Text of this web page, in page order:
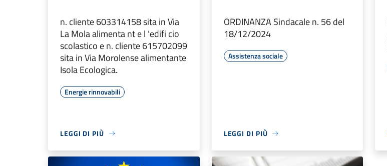
n. cliente 603314158 sita in Via
La Mola alimenta nt e l ’edifi cio
scolastico e n. cliente 615702099
sita in Via Morolense alimentante
Isola Ecologica.
Energie rinnovabili
LEGGI DI PIÙ
ORDINANZA Sindacale n. 56 del
18/12/2024
Assistenza sociale
LEGGI DI PIÙ